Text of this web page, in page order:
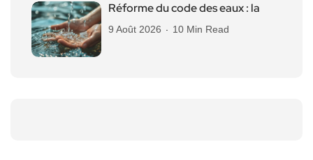
Réforme du code des eaux : la
9 Août 2026 10 Min Read